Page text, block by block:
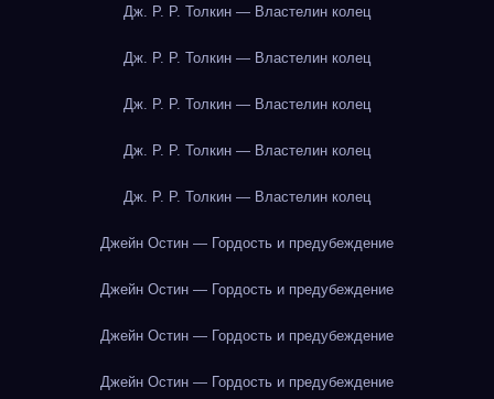
Дж. Р. Р. Толкин — Властелин колец
Дж. Р. Р. Толкин — Властелин колец
Дж. Р. Р. Толкин — Властелин колец
Дж. Р. Р. Толкин — Властелин колец
Дж. Р. Р. Толкин — Властелин колец
Джейн Остин — Гордость и предубеждение
Джейн Остин — Гордость и предубеждение
Джейн Остин — Гордость и предубеждение
Джейн Остин — Гордость и предубеждение